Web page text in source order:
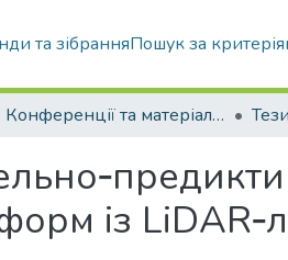
та зібранняПошук за
Конференції та матеріали конференцій
із